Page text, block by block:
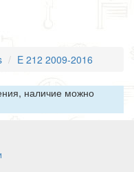
E 212 2009-2016
наличие можно